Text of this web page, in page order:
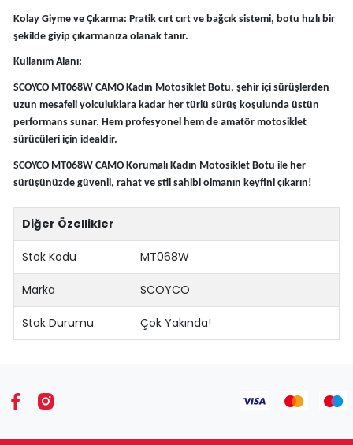
Kolay Giyme ve Çıkarma: Pratik cırt cırt ve bağcık sistemi, botu hızlı bir
şekilde giyip çıkarmanıza olanak tanır.
Kullanım Alanı:
SCOYCO MT068W CAMO Kadın Motosiklet Botu, şehir içi sürüşlerden
uzun mesafeli yolculuklara kadar her türlü sürüş koşulunda üstün
performans sunar. Hem profesyonel hem de amatör motosiklet
sürücüleri için idealdir.
SCOYCO MT068W CAMO Korumalı Kadın Motosiklet Botu ile her
sürüşünüzde güvenli, rahat ve stil sahibi olmanın keyfini çıkarın!
Diğer Özellikler
Stok Kodu MT068W
Marka SCOYCO
Stok Durumu Çok Yakında!